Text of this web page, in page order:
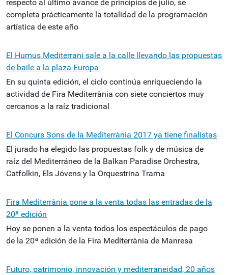
respecto al último avance de principios de julio, se
completa prácticamente la totalidad de la programación
artística de este año
El Humus Mediterrani sale a la calle llevando las propuestas
de baile a la plaza Europa
En su quinta edición, el ciclo continúa enriqueciendo la
actividad de Fira Mediterrània con siete conciertos muy
cercanos a la raíz tradicional
El Concurs Sons de la Mediterrània 2017 ya tiene finalistas
El jurado ha elegido las propuestas folk y de música de
raíz del Mediterráneo de la Balkan Paradise Orchestra,
Catfolkin, Els Jóvens y la Orquestrina Trama
Fira Mediterrània pone a la venta todas las entradas de la
20ª edición
Hoy se ponen a la venta todos los espectáculos de pago
de la 20ª edición de la Fira Mediterrània de Manresa
Futuro, patrimonio, innovación y mediterraneidad, 20 años